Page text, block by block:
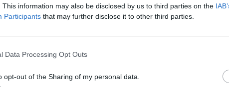
This information may also be disclosed by us to third parties on the
Participants that may further disclose it to other third parties.
Data Processing Opt Outs
opt-out of the Sharing of my personal data.
σήμερα ο Δήμαρχος Αθηναίων,